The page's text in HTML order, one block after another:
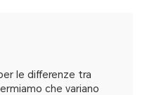
le differenze tra
che variano